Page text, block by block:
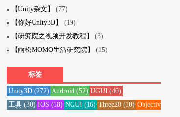
【Unity杂文】
(77)
【你好Unity3D】
(19)
【研究院之视频开发教程】
(3)
【雨松MOMO生活研究院】
(15)
标签
Unity3D(272) Android(52) UGUI (40)
工具(30) IOS (18) NGUI (16) Three20(10) Objective-C